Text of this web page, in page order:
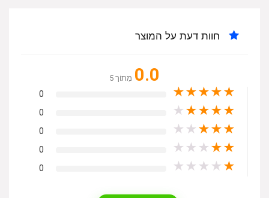
חוות דעת על המוצר
0.0 מִתוֹך 5
★
★
★
★
★
0
★
★
★
★
★
0
★
★
★
★
★
0
★
★
★
★
★
0
★
★
★
★
★
0